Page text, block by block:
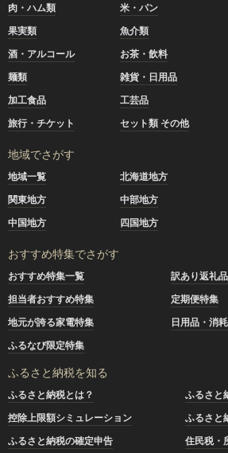
肉・ハム類 米・パン
果実類
魚介類
酒・アルコール
お茶・飲料
麺類
雑貨・日用品
加工食品
工芸品
旅行・チケット
セット類 その他
地域でさがす
地域一覧 北海道地方
関東地方
中部地方
中国地方
四国地方
おすすめ特集でさがす
おすすめ特集一覧
訳あり返礼
担当者おすすめ特集
定期便特集
地元が誇る家電特集
日用品・消
ふるなび限定特集
ふるさと納税を知る
ふるさと納税とは？
ふるさと
控除上限額シミュレーション
ふるさと
ふるさと納税の確定申告
住民税・